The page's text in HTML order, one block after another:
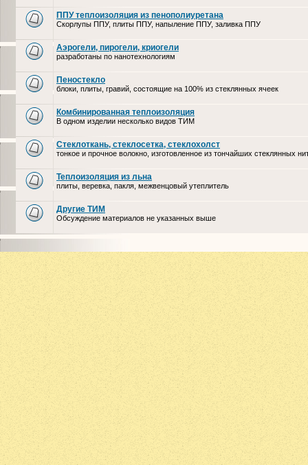
ППУ теплоизоляция из пенополиуретана
Скорлупы ППУ, плиты ППУ, напыление ППУ, заливка ППУ
Аэрогели, пирогели, криогели
разработаны по нанотехнологиям
Пеностекло
блоки, плиты, гравий, состоящие на 100% из стеклянных ячеек
Комбинированная теплоизоляция
В одном изделии несколько видов ТИМ
Стеклоткань, стеклосетка, cтеклохолст
тонкое и прочное волокно, изготовленное из тончайших стеклянных
Теплоизоляция из льна
плиты, веревка, пакля, межвенцовый утеплитель
Другие ТИМ
Обсуждение материалов не указанных выше